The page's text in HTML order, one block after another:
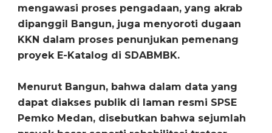
mengawasi proses pengadaan, yang akrab
dipanggil Bangun, juga menyoroti dugaan
KKN dalam proses penunjukan pemenang
proyek E-Katalog di SDABMBK.
Menurut Bangun, bahwa dalam data yang
dapat diakses publik di laman resmi SPSE
Pemko Medan, disebutkan bahwa sejumlah